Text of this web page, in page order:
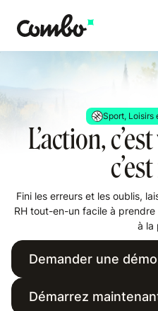
Sport, Loisirs
L’action,
Fini les erreurs et les oublis,
RH tout-en-un facile à
à la
Demander une démo
Démarrez